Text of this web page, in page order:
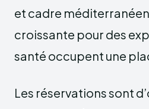
et cadre
croissante pour des
santé occupent une
Les réservations sont